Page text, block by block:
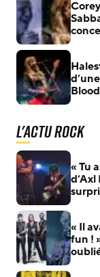
L'actu Rock
« Tu
« Il
fun !